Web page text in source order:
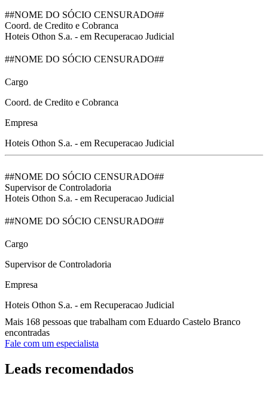
##NOME DO SÓCIO CENSURADO##
Coord. de Credito e Cobranca
Hoteis Othon S.a. - em Recuperacao Judicial
##NOME DO SÓCIO CENSURADO##
Cargo
Coord. de Credito e Cobranca
Empresa
Hoteis Othon S.a. - em Recuperacao Judicial
##NOME DO SÓCIO CENSURADO##
Supervisor de Controladoria
Hoteis Othon S.a. - em Recuperacao Judicial
##NOME DO SÓCIO CENSURADO##
Cargo
Supervisor de Controladoria
Empresa
Hoteis Othon S.a. - em Recuperacao Judicial
Mais 168 pessoas que trabalham com Eduardo Castelo Branco
encontradas
Fale com um especialista
Leads recomendados